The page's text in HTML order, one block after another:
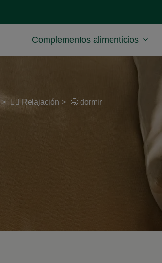
Complementos alimenticios
🧖‍♀️ Relajación 🥱 dormir